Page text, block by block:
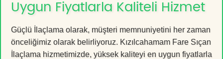
Uygun Fiyatlarla Kaliteli Hizmet
Güçlü İlaçlama olarak, müşteri memnuniyetini her zaman
önceliğimiz olarak belirliyoruz. Kızılcahamam Fare Sıçan
İlaçlama hizmetimizde, yüksek kaliteyi en uygun fiyatlarla